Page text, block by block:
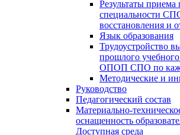
Результаты
специальности
восстановления и
Язык образования
Трудоустройство
прошлого
ОПОП СПО по
Методические и
Руководство
Педагогический состав
Материально-
оснащенность
Доступная среда